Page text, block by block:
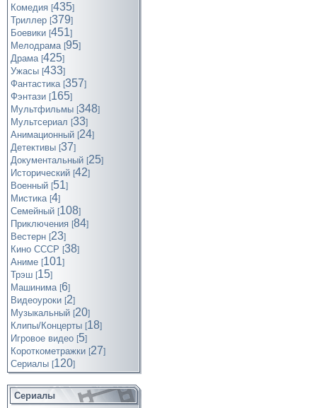
Комедия [435]
Триллер [379]
Боевики [451]
Мелодрама [95]
Драма [425]
Ужасы [433]
Фантастика [357]
Фэнтази [165]
Мультфильмы [348]
Мультсериал [33]
Анимационный [24]
Детективы [37]
Документальный [25]
Исторический [42]
Военный [51]
Мистика [4]
Семейный [108]
Приключения [84]
Вестерн [23]
Кино СССР [38]
Аниме [101]
Трэш [15]
Машинима [6]
Видеоуроки [2]
Музыкальный [20]
Клипы/Концерты [18]
Игровое видео [5]
Короткометражки [27]
Cериалы [120]
Сериалы